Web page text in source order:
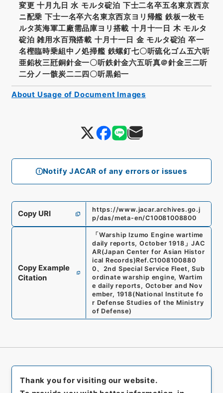
Notify JACAR of any errors or issues
変更 十月九日 水 モルタ碇泊 下士二名卒五名東京西京
ニ配乗 下士一名卒六名東京西京ヨリ帰艦 鉄板一枚モ
ルタ英海軍工廠需品庫ヨリ搭載 十月十一日 木 モルタ
碇泊 雑用水百飛搭載 十月十一日 金 モルタ碇泊 卒一
名樫臨時乗組中ノ処掃艦 鉄螺釘七〇听硫化ゴム五六听
亜鉛枚三瓩銅針金一〇听鉄針金六五听真＠針金三二听
二分ノ一骸炭二二四〇听黒鉛一
Copy URI
https://www.jacar.archives.go.j
p/das/meta-en/C10081008800
Copy Example
Citation
「Warship Izumo Engine wartime
daily reports, October 1918 」JAC
AR(Japan Center for Asian Histor
ical Records)Ref.C1008100880
0、 2nd Special Service Fleet, Sub
ordinate warship engine, Wartim
e daily reports, October and Nov
ember, 1918(National Institute fo
r Defense Studies of the Ministry
of Defense)
About Usage of Document Images
Thank you for visiting our website.